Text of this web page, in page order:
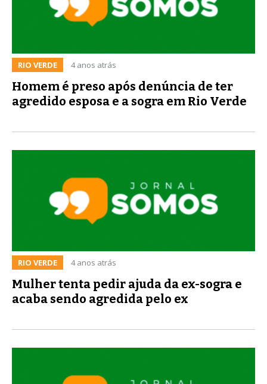
RIO VERDE 4 anos atrás
Homem é preso após denúncia de ter
agredido esposa e a sogra em Rio Verde
RIO VERDE 4 anos atrás
Mulher tenta pedir ajuda da ex-sogra e
acaba sendo agredida pelo ex